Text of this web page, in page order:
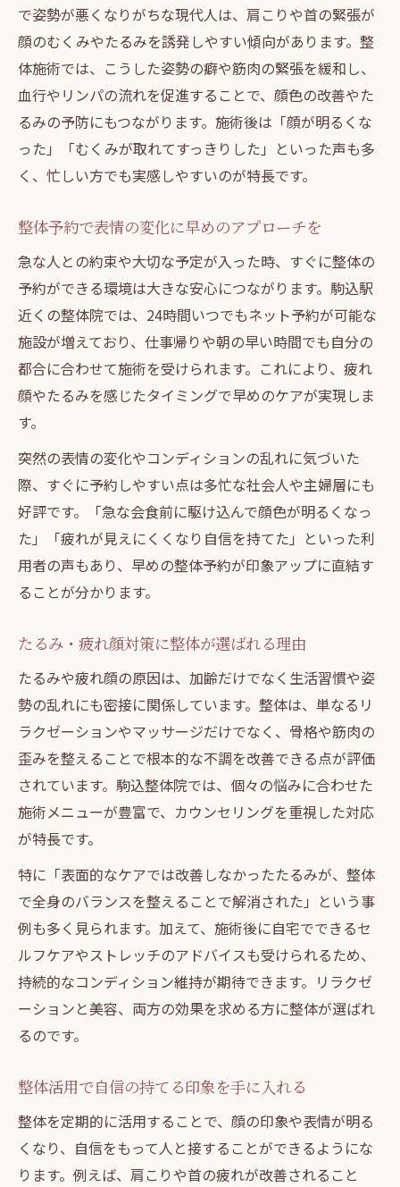
で姿勢が悪くなりがちな現代人は、肩こりや首の緊張が
顔のむくみやたるみを誘発しやすい傾向があります。整
体施術では、こうした姿勢の癖や筋肉の緊張を緩和し、
血行やリンパの流れを促進することで、顔色の改善やた
るみの予防にもつながります。施術後は「顔が明るくな
った」「むくみが取れてすっきりした」といった声も多
く、忙しい方でも実感しやすいのが特長です。
整体予約で表情の変化に早めのアプローチを
急な人との約束や大切な予定が入った時、すぐに整体の
予約ができる環境は大きな安心につながります。駒込駅
近くの整体院では、24時間いつでもネット予約が可能な
施設が増えており、仕事帰りや朝の早い時間でも自分の
都合に合わせて施術を受けられます。これにより、疲れ
顔やたるみを感じたタイミングで早めのケアが実現しま
す。
突然の表情の変化やコンディションの乱れに気づいた
際、すぐに予約しやすい点は多忙な社会人や主婦層にも
好評です。「急な会食前に駆け込んで顔色が明るくなっ
た」「疲れが見えにくくなり自信を持てた」といった利
用者の声もあり、早めの整体予約が印象アップに直結す
ることが分かります。
たるみ・疲れ顔対策に整体が選ばれる理由
たるみや疲れ顔の原因は、加齢だけでなく生活習慣や姿
勢の乱れにも密接に関係しています。整体は、単なるリ
ラクゼーションやマッサージだけでなく、骨格や筋肉の
歪みを整えることで根本的な不調を改善できる点が評価
されています。駒込整体院では、個々の悩みに合わせた
施術メニューが豊富で、カウンセリングを重視した対応
が特長です。
特に「表面的なケアでは改善しなかったたるみが、整体
で全身のバランスを整えることで解消された」という事
例も多く見られます。加えて、施術後に自宅でできるセ
ルフケアやストレッチのアドバイスも受けられるため、
持続的なコンディション維持が期待できます。リラクゼ
ーションと美容、両方の効果を求める方に整体が選ばれ
るのです。
整体活用で自信の持てる印象を手に入れる
整体を定期的に活用することで、顔の印象や表情が明る
くなり、自信をもって人と接することができるようにな
ります。例えば、肩こりや首の疲れが改善されること